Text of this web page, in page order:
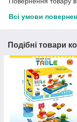
Всі умови
Подібні товари